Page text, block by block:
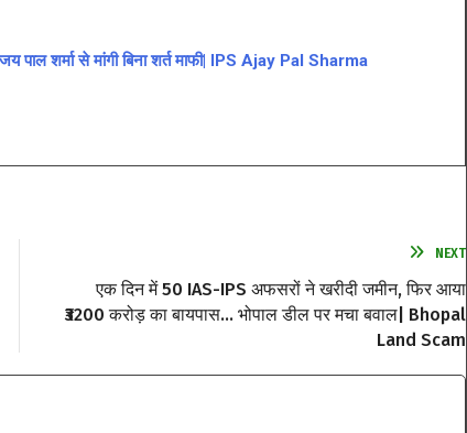
पाल शर्मा से मांगी बिना शर्त माफी| IPS Ajay Pal Sharma
NEXT
एक दिन में 50 IAS-IPS अफसरों ने खरीदी जमीन, फिर आया
₹3200 करोड़ का बायपास… भोपाल डील पर मचा बवाल| Bhopal
Land Scam